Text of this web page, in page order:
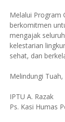
Melalui Program
berkomitmen
mengajak
kelestarian
sehat, dan
Melindungi
IPTU A. Razak
Ps. Kasi Humas